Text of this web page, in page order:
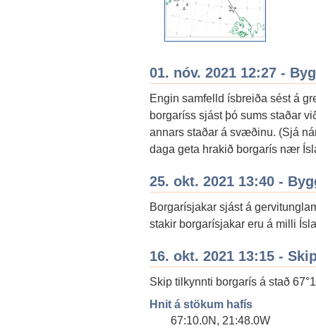
01. nóv. 2021 12:27 -
Engin samfelld ísbreiða sést á
borgaríss sjást þó sums staðar
annars staðar á svæðinu. (Sjá
daga geta hrakið borgarís nær
25. okt. 2021 13:40 -
Borgarísjakar sjást á
stakir borgarísjakar eru á milli
16. okt. 2021 13:15 -
Skip tilkynnti borgarís á stað
Hnit á stökum hafís
67:10.0N, 21:48.0W